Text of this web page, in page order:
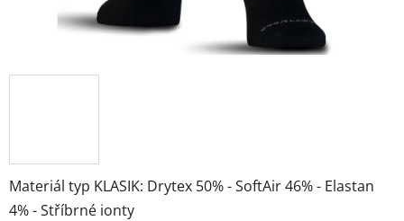
Materiál typ KLASIK: Drytex 50% - SoftAir 46% - Elastan
4% - Stříbrné ionty